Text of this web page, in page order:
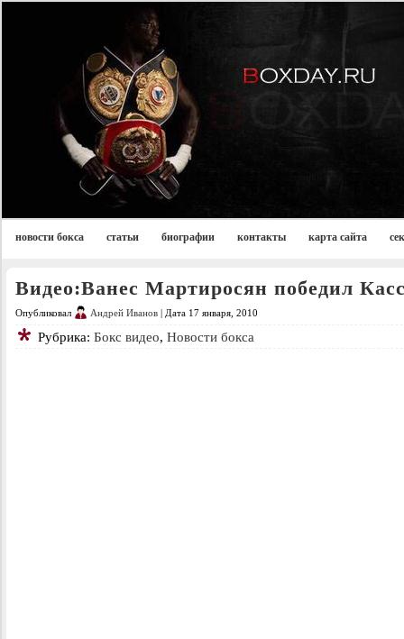
новости бокса статьи биографии контакты карта сайта
Видео:Ванес Мартиросян победил
Опубликовал Андрей Иванов | Дата 17 января, 2010
Рубрика: Бокс видео, Новости бокса